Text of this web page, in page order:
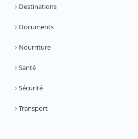
Destinations
Documents
Nourriture
Santé
Sécurité
Transport